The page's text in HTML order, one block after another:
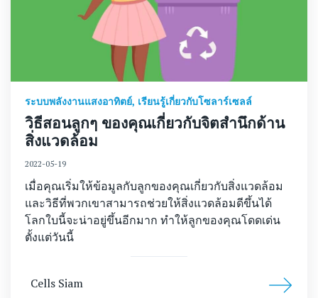
ระบบพลังงานแสงอาทิตย์, เรียนรู้เกี่ยวกับโซลาร์เซลล์
วิธีสอนลูกๆ ของคุณเกี่ยวกับจิตสำนึกด้าน
สิ่งแวดล้อม
2022-05-19
เมื่อคุณเริ่มให้ข้อมูลกับลูกของคุณเกี่ยวกับสิ่งแวดล้อม
และวิธีที่พวกเขาสามารถช่วยให้สิ่งแวดล้อมดีขึ้นได้
โลกใบนี้จะน่าอยู่ขึ้นอีกมาก ทำให้ลูกของคุณโดดเด่น
ตั้งแต่วันนี้
Cells Siam